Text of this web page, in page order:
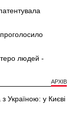
людей -
АРХІВ
Україною: у Києві